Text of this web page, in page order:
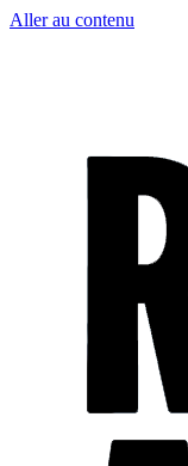
Aller au contenu